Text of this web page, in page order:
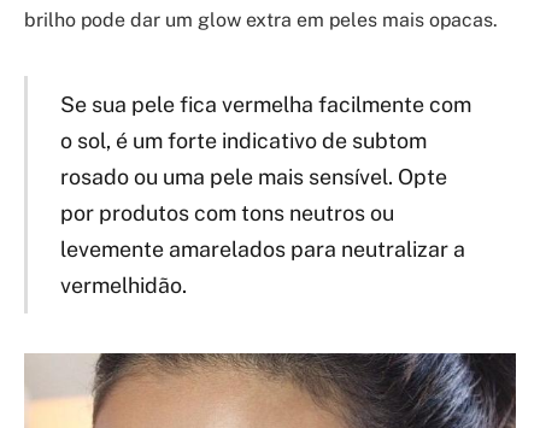
brilho pode dar um glow extra em peles mais opacas.
Se sua pele fica vermelha facilmente com
o sol, é um forte indicativo de subtom
rosado ou uma pele mais sensível. Opte
por produtos com tons neutros ou
levemente amarelados para neutralizar a
vermelhidão.